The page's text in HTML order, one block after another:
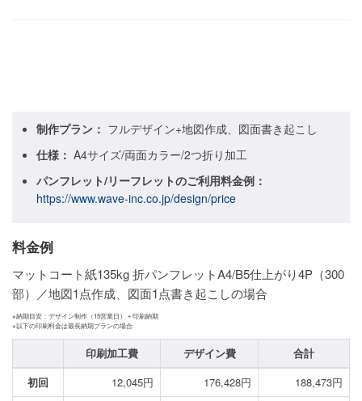
ご利用の流れ
ご注文方法について
資料をダウンロード
ご利用規約
お見積り・お問合せ
制作プラン： フルデザイン+地図作成、図面書き起こし
仕様： A4サイズ/両面カラー/2つ折り加工
パンフレット/リーフレットのご利用料金例：
https://www.wave-inc.co.jp/design/price
料金例
マットコート紙135kg 折パンフレットA4/B5仕上がり4P（300
部）／地図1点作成、図面1点書き起こしの場合
※納期目安：デザイン制作（15営業日）＋印刷納期
※以下の印刷料金は最長納期プランの場合
印刷加工費 デザイン費
合計
初回
12,045円 176,428円
188,473円